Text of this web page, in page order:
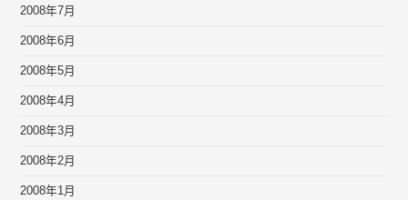
2008年7月
2008年6月
2008年5月
2008年4月
2008年3月
2008年2月
2008年1月